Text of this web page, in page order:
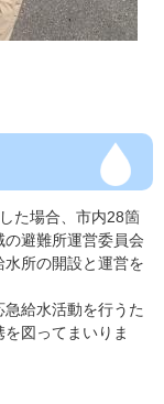
た場合、市内28箇
避難所運営委員会
所の開設と運営を
給水活動を行うた
図ってまいりま